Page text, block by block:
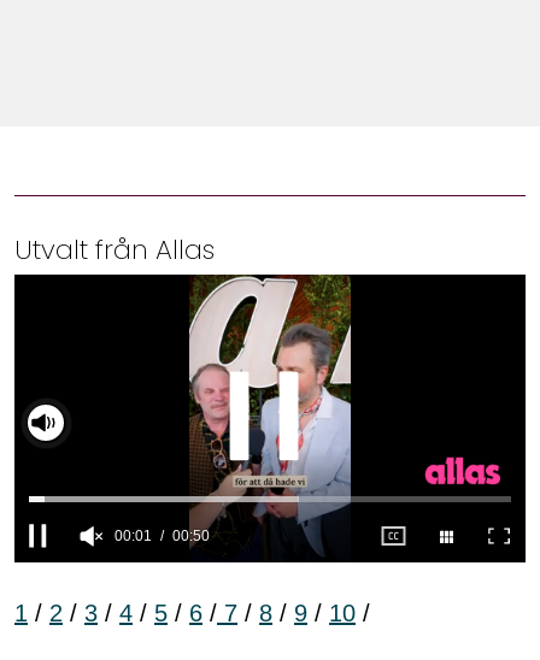
Utvalt från Allas
of
50
00:02 00:50
1 / 2 / 3 / 4 / 5 / 6 / 7 / 8 / 9 / 10 /